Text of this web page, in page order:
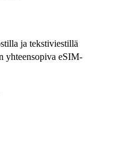
ja tekstiviestillä
yhteensopiva eSIM-